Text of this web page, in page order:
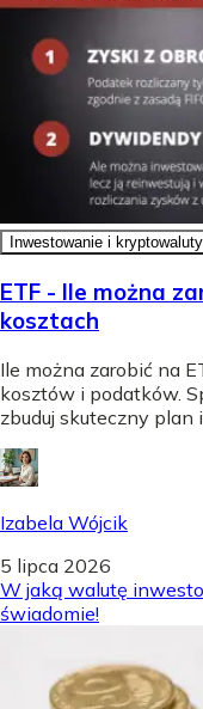
Inwestowanie i kryptowaluty
ETF - Ile można
kosztach
Ile można zarobić na
kosztów i podatków.
zbuduj skuteczny plan
Izabela Wójcik
5 lipca 2026
W jaką walutę
świadomie!